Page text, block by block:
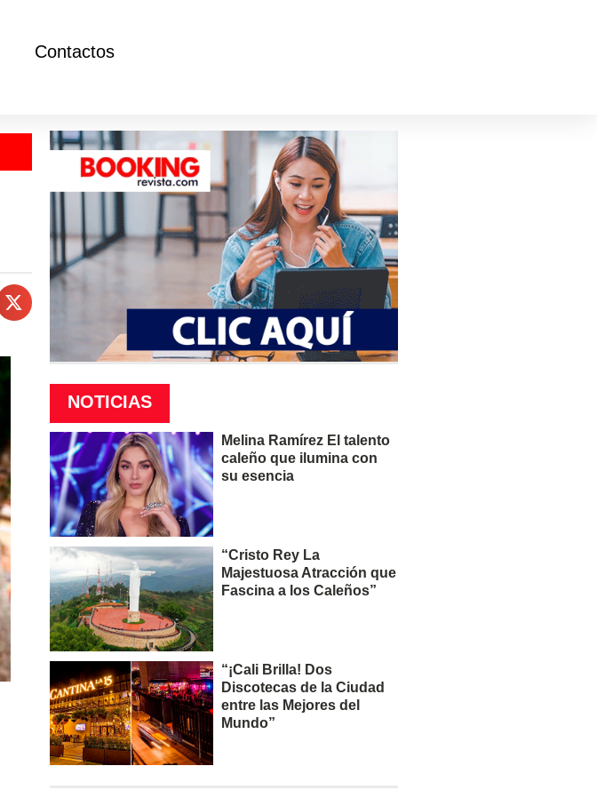
Contactos
NOTICIAS
Melina Ramírez El talento
caleño que ilumina con
su esencia
“Cristo Rey La
Majestuosa Atracción que
Fascina a los Caleños”
“¡Cali Brilla! Dos
Discotecas de la Ciudad
entre las Mejores del
Mundo”